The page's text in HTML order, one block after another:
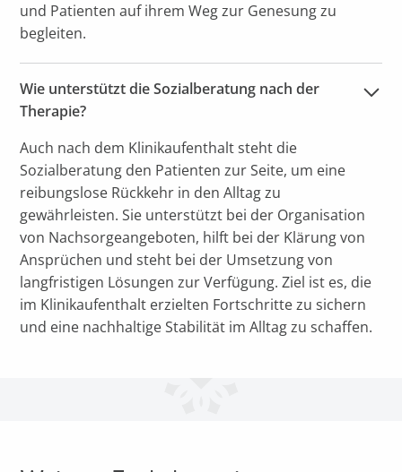
und Patienten auf ihrem Weg zur Genesung zu
begleiten.
Wie unterstützt die Sozialberatung nach der
Therapie?
Auch nach dem Klinikaufenthalt steht die
Sozialberatung den Patienten zur Seite, um eine
reibungslose Rückkehr in den Alltag zu
gewährleisten. Sie unterstützt bei der Organisation
von Nachsorgeangeboten, hilft bei der Klärung von
Ansprüchen und steht bei der Umsetzung von
langfristigen Lösungen zur Verfügung. Ziel ist es, die
im Klinikaufenthalt erzielten Fortschritte zu sichern
und eine nachhaltige Stabilität im Alltag zu schaffen.